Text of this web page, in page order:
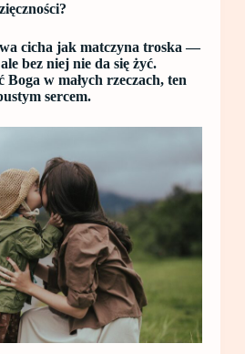
cicha jak matczyna troska —
bez niej nie da się żyć.
w małych rzeczach, ten
sercem.